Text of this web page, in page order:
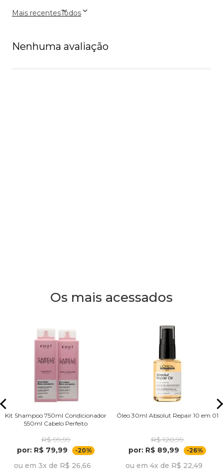
Mais recentesTodos
Nenhuma avaliação
Os mais acessados
Kit Shampoo 750ml Condicionador
550ml Cabelo Perfeito
R$ 99,99
por: R$ 79,99
-20%
ou em 3x de R$ 26,66
Óleo 30ml Absolut Repair 10 em 01
R$ 120,99
por: R$ 89,99
-26%
ou em 4x de R$ 22,49